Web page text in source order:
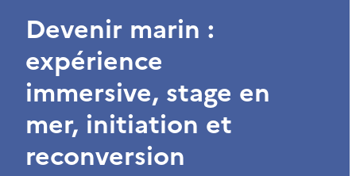
Devenir marin :
expérience
immersive, stage en
mer, initiation et
reconversion